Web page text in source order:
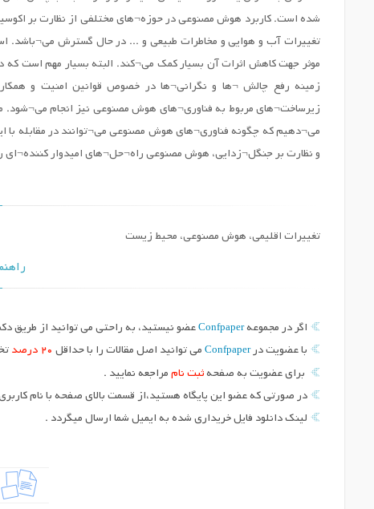
شده است. کاربرد هوش مصنوعی در حوزه¬های مختلفی از نظارت بر
تغییرات آب و هوایی و مخاطرات طبیعی و ... در حال گسترش می¬باشد.
موثر جهت کاهش اثرات آن بسیار کمک می¬کند. البته بسیار مهم است
زمینه رفع چالش ¬ها و نگرانی¬ها در خصوص قوانین امنیت و
زیرساخت¬های مربوط به فناوری¬های هوش مصنوعی نیز انجام می¬شود.
می¬دهیم که چگونه فناوری¬های هوش مصنوعی می¬توانند در مقابله با
و نظارت بر جنگل¬زدایی، هوش مصنوعی راه¬حل¬های امیدوار کننده¬ای
تغییرات اقلیمی، هوش مصنوعی، محیط زیست
اگر در مجموعهConfpaper عضو نیستید، به راحتی می توانید از طریق
با عضویت درConfpaper می توانید اصل مقالات را با حداقل 20 درصد
برای عضویت به صفحه ثبت نام مراجعه نمایید .
در صورتی که عضو این پایگاه هستید،از قسمت بالای صفحه با نام
لینک دانلود فایل خریداری شده به ایمیل شما ارسال میگردد .